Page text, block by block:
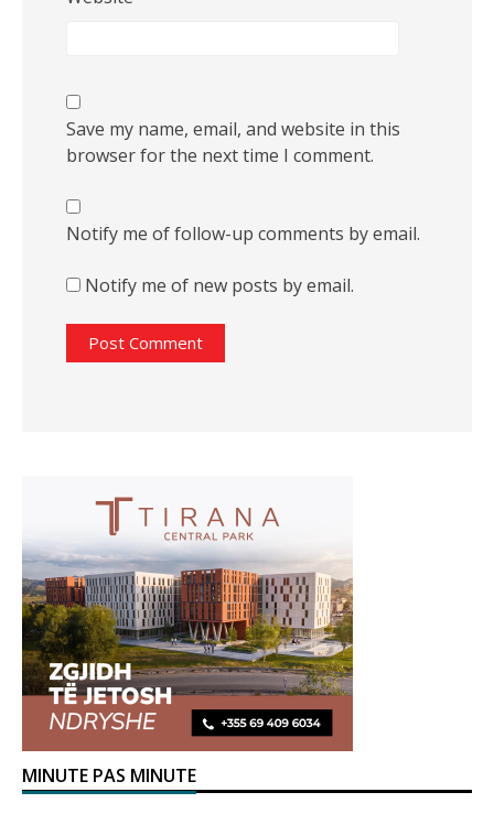
Save my name, email, and website in this
browser for the next time I comment.
Notify me of follow-up comments by email.
Notify me of new posts by email.
MINUTE PAS MINUTE